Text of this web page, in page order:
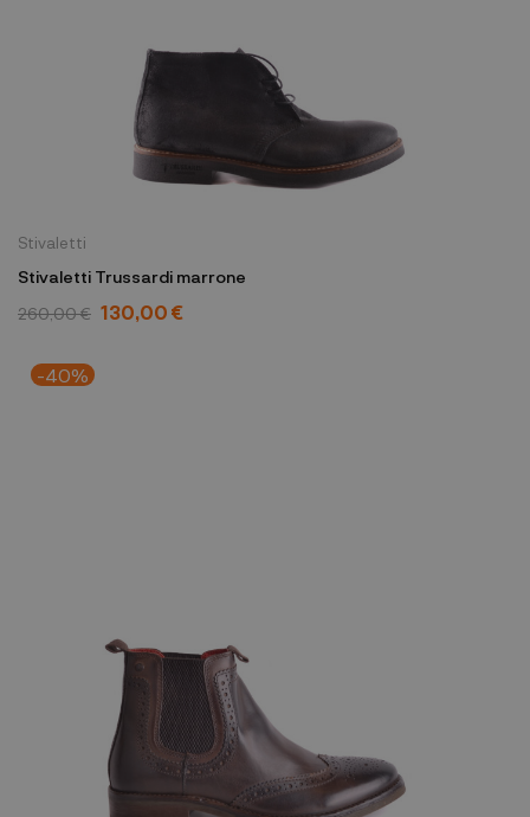
Stivaletti
Stivaletti Trussardi marrone
260,00 € 130,00 €
-40%